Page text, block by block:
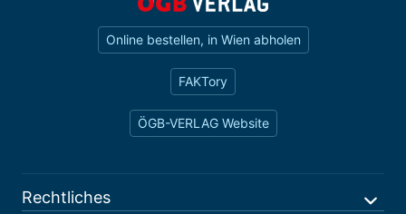
Online bestellen, in Wien abholen
FAKTory
ÖGB-VERLAG Website
Rechtliches